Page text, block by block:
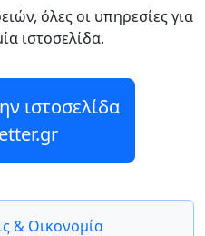
όλες οι υπηρεσίες για
ιστοσελίδα.
ιστοσελίδα
& Οικονομία